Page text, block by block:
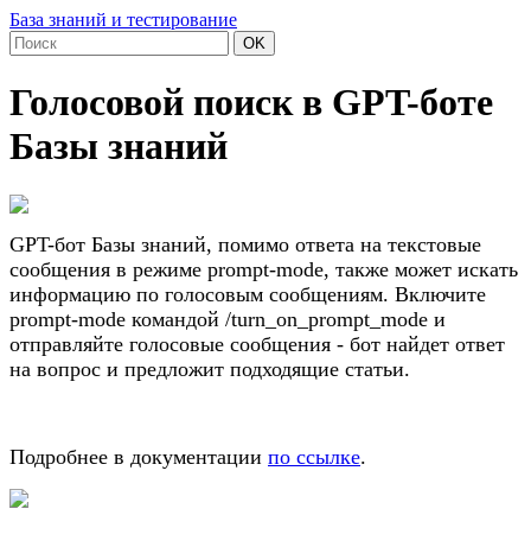
База знаний и тестирование
OK
Голосовой поиск в GPT-боте
Базы знаний
GPT-бот Базы знаний, помимо ответа на текстовые
сообщения в режиме prompt-mode, также может искать
информацию по голосовым сообщениям. Включите
prompt-mode командой /turn_on_prompt_mode и
отправляйте голосовые сообщения - бот найдет ответ
на вопрос и предложит подходящие статьи.
Подробнее в документации по ссылке.